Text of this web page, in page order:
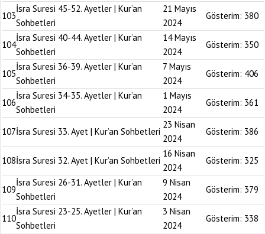
103
İsra Suresi 45-52. Ayetler | Kur’an
Sohbetleri
21 Mayıs
2024
Gösterim: 380
104
İsra Suresi 40-44. Ayetler | Kur’an
Sohbetleri
14 Mayıs
2024
Gösterim: 350
105
İsra Suresi 36-39. Ayetler | Kur’an
Sohbetleri
7 Mayıs
2024
Gösterim: 406
106
İsra Suresi 34-35. Ayetler | Kur’an
Sohbetleri
1 Mayıs
2024
Gösterim: 361
107İsra Suresi 33. Ayet | Kur’an Sohbetleri
23 Nisan
2024
Gösterim: 386
108İsra Suresi 32. Ayet | Kur’an Sohbetleri
16 Nisan
2024
Gösterim: 325
109
İsra Suresi 26-31. Ayetler | Kur’an
Sohbetleri
9 Nisan
2024
Gösterim: 379
110
İsra Suresi 23-25. Ayetler | Kur’an
Sohbetleri
3 Nisan
2024
Gösterim: 338